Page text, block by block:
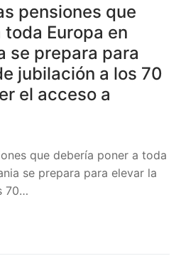
pensiones que
Europa en
se prepara para
jubilación a los 70
el acceso a
que debería poner a toda
se prepara para elevar la
70…